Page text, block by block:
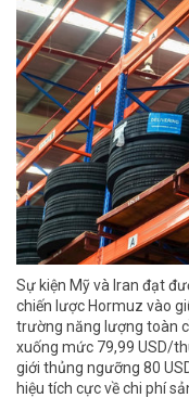
Sự kiện Mỹ và Iran đạt
chiến lược Hormuz vào
trường năng lượng toàn
xuống mức 79,99 USD/
giới thủng ngưỡng 80
hiệu tích cực về chi phí